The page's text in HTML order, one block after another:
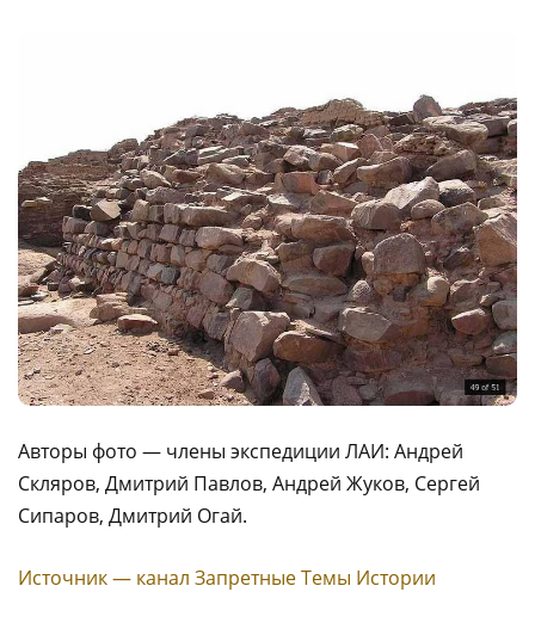
Авторы фото — члены экспедиции ЛАИ: Андрей
Скляров, Дмитрий Павлов, Андрей Жуков, Сергей
Cипapoв, Дмитрий Огай.
Источник — канал Запретные Темы Истории